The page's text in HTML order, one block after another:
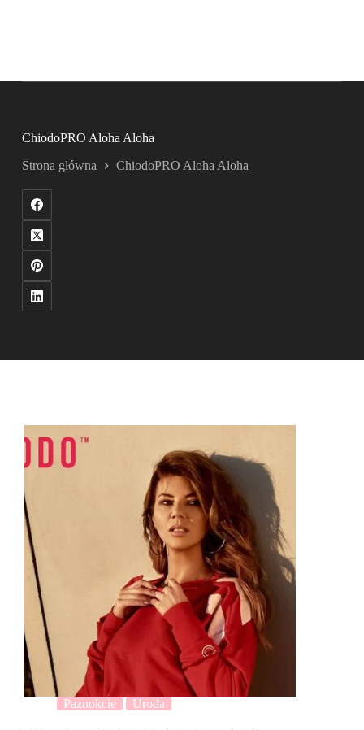
ChiodoPRO Aloha Aloha
Strona główna ChiodoPRO Aloha Aloha
Paznokcie Uroda